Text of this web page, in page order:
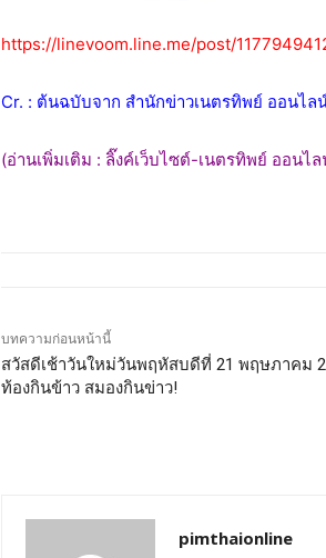
https://linevoom.line.me/post/
Cr. : ต้นฉบับจาก สำนักข่าวเนตรทิพย์ ออนไล
(อ่านเพิ่มเติม : ลิ๊งค์เว็บไซต์-เนตรทิพย์ ออนไ
บทความก่อนหน้านี้
สวัสดีเช้าวันใหม่วันพฤหัสบดีที่ 21 พฤษภาคม
ท้องกินข้าว สมองกินข่าว!
pimthaionline